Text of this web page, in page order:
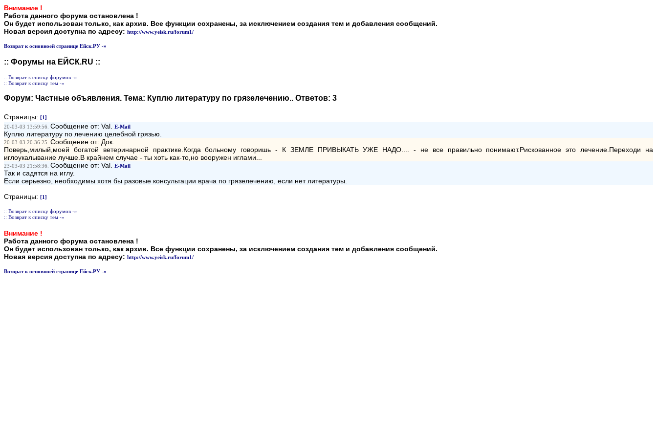
Внимание !
Работа данного форума остановлена !
Он будет использован только, как архив. Все функции сохранены, за исключением создания тем и добавления сообщений.
Новая версия доступна по адресу: http://www.yeisk.ru/forum1/
Возврат к основноей странице Ейск.РУ -»
:: Форумы на ЕЙСК.RU ::
:: Возврат к списку форумов -»
:: Возврат к списку тем -»
Форум: Частные объявления. Тема: Куплю литературу по грязелечению.. Ответов: 3
Страницы: [1]
20-03-03 13:59:56. Сообщение от: Val. E-Mail
Куплю литературу по лечению целебной грязью.
20-03-03 20:36:25. Сообщение от: Док.
Поверь,милый,моей богатой ветеринарной практике.Когда больному говоришь - К ЗЕМЛЕ ПРИВЫКАТЬ УЖЕ НАДО.... - не все правильно понимают.Рискованное это лечение.Переходи на
иглоукалывание лучше.В крайнем случае - ты хоть как-то,но вооружен иглами...
23-03-03 21:58:36. Сообщение от: Val. E-Mail
Так и садятся на иглу.
Если серьезно, необходимы хотя бы разовые консультации врача по грязелечению, если нет литературы.
Страницы: [1]
:: Возврат к списку форумов -»
:: Возврат к списку тем -»
Внимание !
Работа данного форума остановлена !
Он будет использован только, как архив. Все функции сохранены, за исключением создания тем и добавления сообщений.
Новая версия доступна по адресу: http://www.yeisk.ru/forum1/
Возврат к основноей странице Ейск.РУ -»